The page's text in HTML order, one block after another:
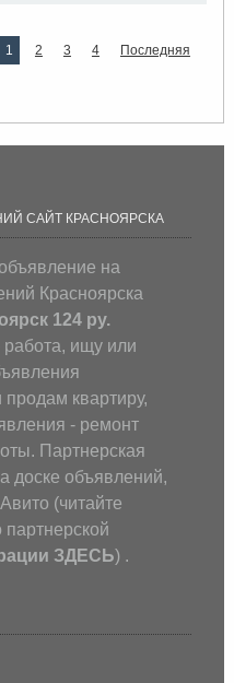
1 2 3 4
Последняя
САЙТ КРАСНОЯРСКА
на
Красноярска
124 ру.
ищу или
квартиру,
- ремонт
Партнерская
доске объявлений,
(читайте
партнерской
ЗДЕСЬ) .